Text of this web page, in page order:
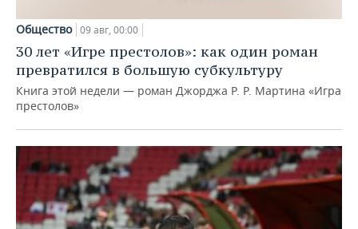
Общество 09 авг, 00:00
30 лет «Игре престолов»: как один роман
превратился в большую субкультуру
Книга этой недели — роман Джорджа Р. Р. Мартина «Игра
престолов»